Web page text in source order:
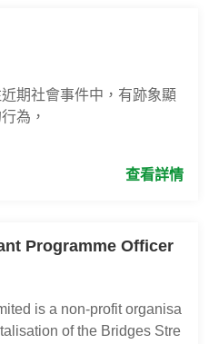
期社會事件中，有跡象顯
為，
查看詳情
Programme Officer
is a non-profit organisa
of the Bridges Stre